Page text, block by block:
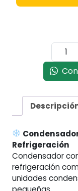
c/
y
Rejilla
Hp
Refrigeración
Condensador
refrigeración
unidades